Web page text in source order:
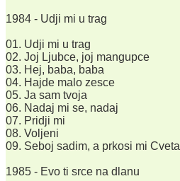
1984 - Udji mi u trag
01. Udji mi u trag
02. Joj Ljubce, joj mangupce
03. Hej, baba, baba
04. Hajde malo zesce
05. Ja sam tvoja
06. Nadaj mi se, nadaj
07. Pridji mi
08. Voljeni
09. Seboj sadim, a prkosi mi Cveta
1985 - Evo ti srce na dlanu